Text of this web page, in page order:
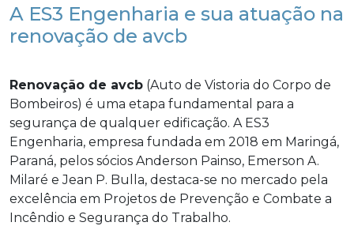
A ES3 Engenharia e sua atuação na
renovação de avcb
Renovação de avcb (Auto de Vistoria do Corpo de
Bombeiros) é uma etapa fundamental para a
segurança de qualquer edificação. A ES3
Engenharia, empresa fundada em 2018 em Maringá,
Paraná, pelos sócios Anderson Painso, Emerson A.
Milaré e Jean P. Bulla, destaca-se no mercado pela
excelência em Projetos de Prevenção e Combate a
Incêndio e Segurança do Trabalho.